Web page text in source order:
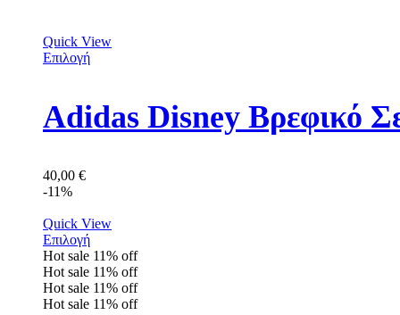
Quick View
Επιλογή
Adidas Disney Βρεφικό
40,00 €
-11%
Quick View
Επιλογή
Hot sale 11% off
Hot sale 11% off
Hot sale 11% off
Hot sale 11% off